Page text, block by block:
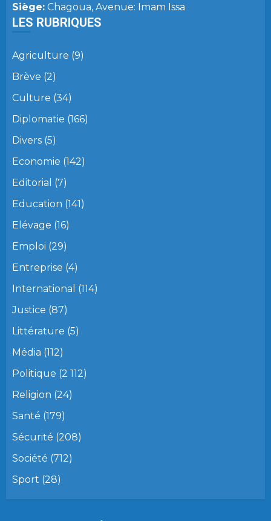
Siège: Chagoua, Avenue: Imam Issa
LES RUBRIQUES
Agriculture (9)
Brève (2)
Culture (34)
Diplomatie (166)
Divers (5)
Economie (142)
Editorial (7)
Education (141)
Elévage (16)
Emploi (29)
Entreprise (4)
International (114)
Justice (87)
Littérature (5)
Média (112)
Politique (2 112)
Religion (24)
Santé (179)
Sécurité (208)
Société (712)
Sport (28)